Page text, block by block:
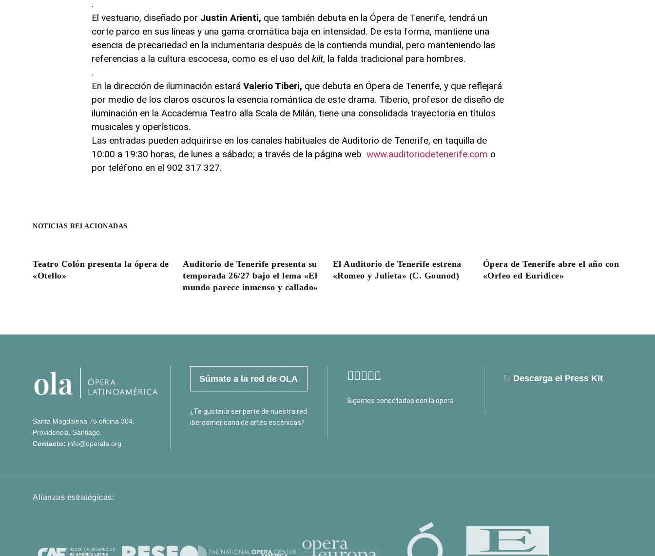
.
El vestuario, diseñado por Justin Arienti, que también debuta en la Ópera de Tenerife, tendrá un
corte parco en sus líneas y una gama cromática baja en intensidad. De esta forma, mantiene una
esencia de precariedad en la indumentaria después de la contienda mundial, pero manteniendo las
referencias a la cultura escocesa, como es el uso delkilt, la falda tradicional para hombres.
.
En la dirección de iluminación estaráValerio Tiberi, que debuta en Ópera de Tenerife, y que reflejará
por medio de los claros oscuros la esencia romántica de este drama. Tiberio, profesor de diseño de
iluminación en la Accademia Teatro alla Scala de Milán, tiene una consolidada trayectoria en títulos
musicales y operísticos.
Las entradas pueden adquirirse en los canales habituales de Auditorio de Tenerife, en taquilla de
10:00 a 19:30 horas, de lunes a sábado; a través de la página webwww.auditoriodetenerife.com o
por teléfono en el 902 317 327.
NOTICIAS RELACIONADAS
Teatro Colón presenta la ópera de
«Otello»
Auditorio de Tenerife presenta su
temporada 26/27 bajo el lema «El
mundo parece inmenso y callado»
El Auditorio de Tenerife estrena
«Romeo y Julieta» (C. Gounod)
Ópera de Tenerife abre el año con
«Orfeo ed Euridice»
Santa Magdalena 75 oficina 304,
Providencia, Santiago.
Contacto: info@operala.org
Súmate a la red de OLA
¿Te gustaría ser parte de nuestra red
iberoamericana de artes escénicas?
Sigamos conectados con la ópera
Descarga el Press Kit
Alianzas estratégicas: